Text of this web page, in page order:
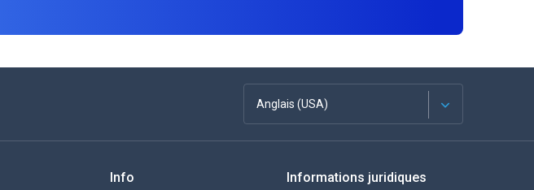
Anglais (USA)
Français
Espagnol
Info
Informations juridiques